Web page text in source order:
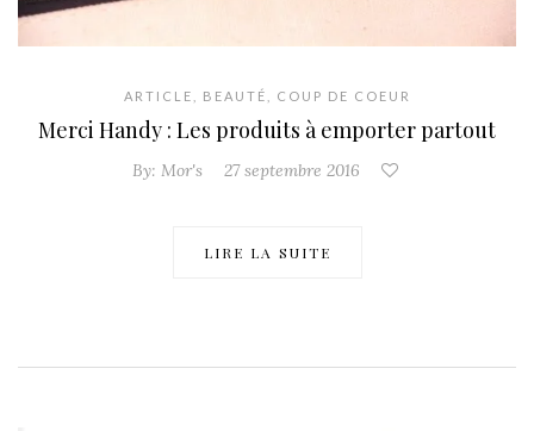
ARTICLE BEAUTÉ COUP DE COEUR
Merci Handy : Les produits à emporter partout
By: Mor's 27 septembre 2016
LIRE LA SUITE